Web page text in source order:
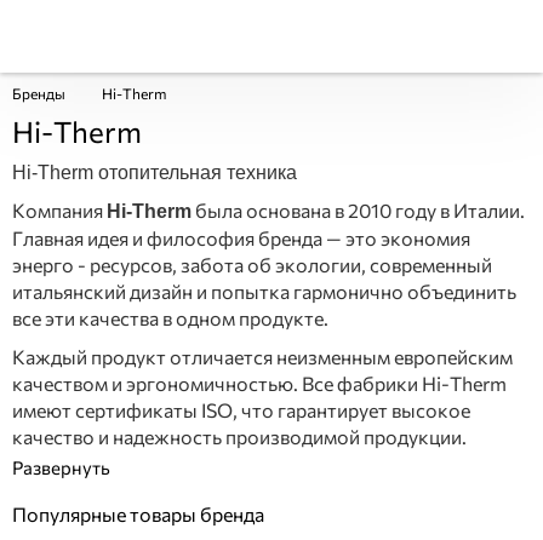
Бренды Hi-Therm
Hi-Therm
Hi-Therm отопительная техника
Компания Hi-Therm была основана в 2010 году в Италии.
Главная идея и философия бренда — это экономия
энерго - ресурсов, забота об экологии, современный
итальянский дизайн и попытка гармонично объединить
все эти качества в одном продукте.
Каждый продукт отличается неизменным европейским
качеством и эргономичностью. Все фабрики Hi-Therm
имеют сертификаты ISO, что гарантирует высокое
качество и надежность производимой продукции.
Популярные товары бренда